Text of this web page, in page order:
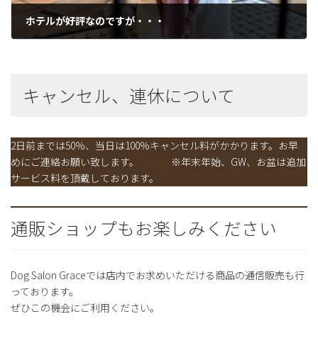
ホテルが好評なのですが・・・
キャンセル、連休について
2日前までは50％、当日は100％キャンセル料がかかります。お早
めにご連絡お願い致します。 ※年末年始、GW、お盆は追加
サービス料を頂戴しております。
通販ショップもお楽しみください
Dog Salon Graceでは店内でお求めいただける商品の通信販売も行
っております。
ぜひこの機会にご利用ください。